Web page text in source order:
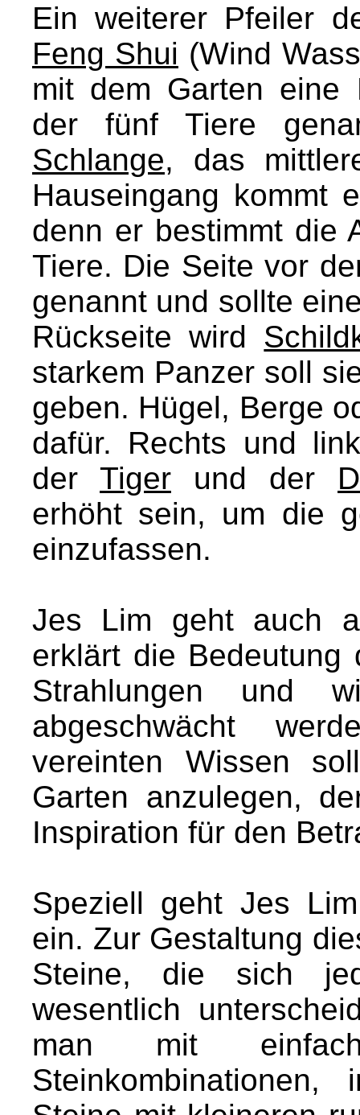
Ein weiterer Pfeiler
Feng Shui (Wind
mit dem Garten eine
der fünf Tiere
Schlange, das
Hauseingang kommt
denn er bestimmt die
Tiere. Die Seite vor
genannt und sollte
Rückseite wird
starkem Panzer soll
geben. Hügel, Berge
dafür. Rechts und
der Tiger und der
erhöht sein, um die
einzufassen.
Jes Lim geht auch
erklärt die Bedeutung
Strahlungen und
abgeschwächt
vereinten Wissen
Garten anzulegen,
Inspiration für den
Speziell geht Jes
ein. Zur Gestaltung
Steine, die sich
wesentlich
man mit